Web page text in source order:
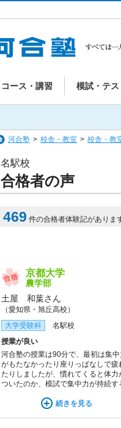
コース・講習 模試・テス
河合塾 > 校舎・教室 > 校舎・教
合格者の声
名駅校
469 件の合格者体験記があり
京都大学
農学部
土屋 和葉さん
（愛知県・旭丘高校）
大学受験科
名駅校
授業が良い
河合塾の授業は90分で、最初は集中
がもたなかったり座りっぱなしで疲
たりしましたが、慣れてくると体力
ついたのか、模試で集中力が持続す
は現役のときより楽に感じるようにな
続きを見る